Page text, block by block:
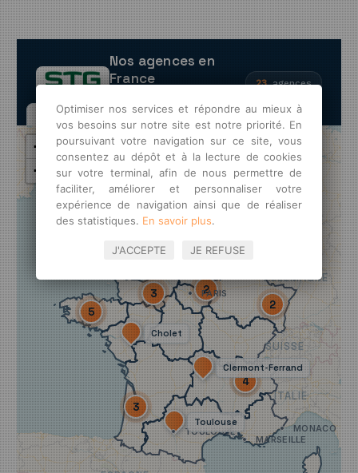
Optimiser nos services et répondre au mieux à
vos besoins sur notre site est notre priorité. En
poursuivant votre navigation sur ce site, vous
consentez au dépôt et à la lecture de cookies
sur votre terminal, afin de nous permettre de
faciliter, améliorer et personnaliser votre
expérience de navigation ainsi que de réaliser
des statistiques. En savoir plus.
J'ACCEPTE JE REFUSE